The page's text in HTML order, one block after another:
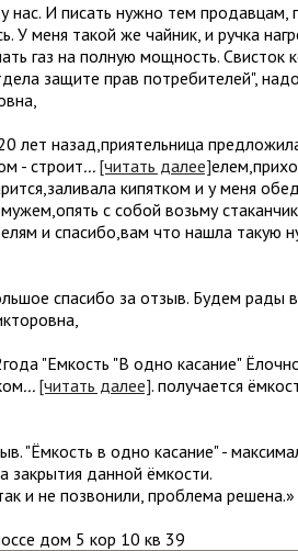
нас. И писать нужно тем
У меня такой же чайник, и ручка
газ на полную мощность. Свисток
защите прав потребителей",
,
лет назад,приятельница
- строит... [читать далее]
кипятком и у меня
с собой возьму
и спасибо,вам что нашла такую
спасибо за отзыв. Будем рады
,
"Емкость "В одно касание"
... [читать далее]. получается
"Ёмкость в одно касание" -
закрытия данной ёмкости.
и не позвонили, проблема решена.»
дом 5 кор 10 кв 39